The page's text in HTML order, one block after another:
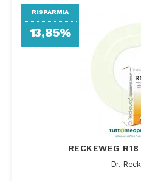
RECKEWEG
Dr.
RISPARMIA
13,85%